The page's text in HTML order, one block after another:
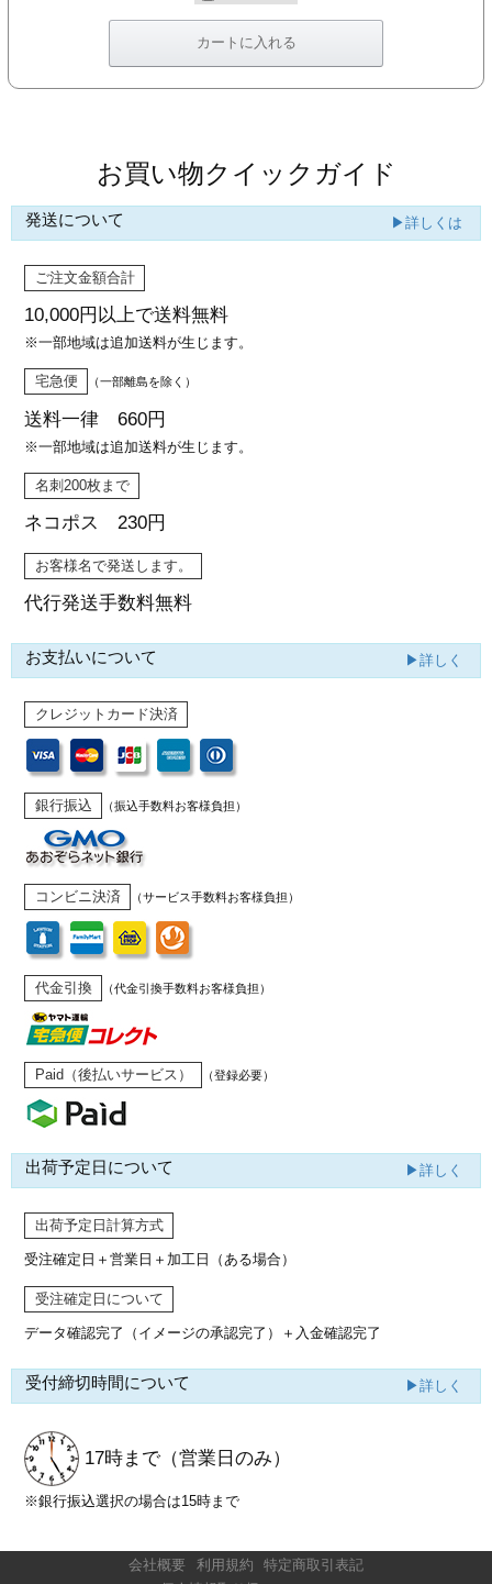
お買い物クイックガイド
発送について ▶詳しくは
ご注文金額合計
10,000円以上で送料無料
※一部地域は追加送料が生じます。
宅急便 （一部離島を除く）
送料一律 660円
※一部地域は追加送料が生じます。
名刺200枚まで
ネコポス 230円
お客様名で発送します。
代行発送手数料無料
お支払いについて ▶詳しく
クレジットカード決済
銀行振込 （振込手数料お客様負担）
コンビニ決済 （サービス手数料お客様負担）
代金引換 （代金引換手数料お客様負担）
Paid（後払いサービス） （登録必要）
出荷予定日について ▶詳しく
出荷予定日計算方式
受注確定日＋営業日＋加工日（ある場合）
受注確定日について
データ確認完了（イメージの承認完了） ＋入金確認完了
受付締切時間について ▶詳しく
17時まで （営業日のみ）
※銀行振込選択の場合は15時まで
会社概要 利用規約
特定商取引表記